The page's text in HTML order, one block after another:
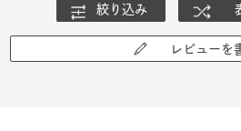
絞り込み
レビューを